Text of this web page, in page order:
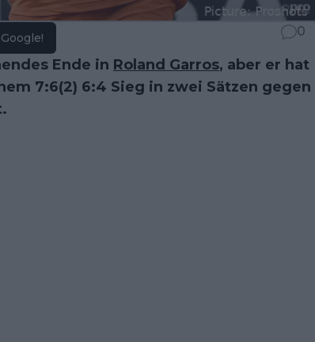
0
Ende in Roland Garros, aber er hat
7:6(2) 6:4 Sieg in zwei Sätzen gegen